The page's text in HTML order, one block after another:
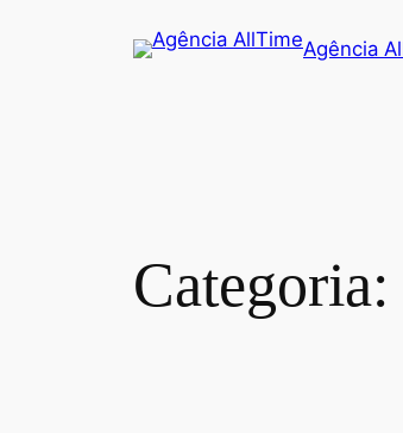
Agência
Categoria: